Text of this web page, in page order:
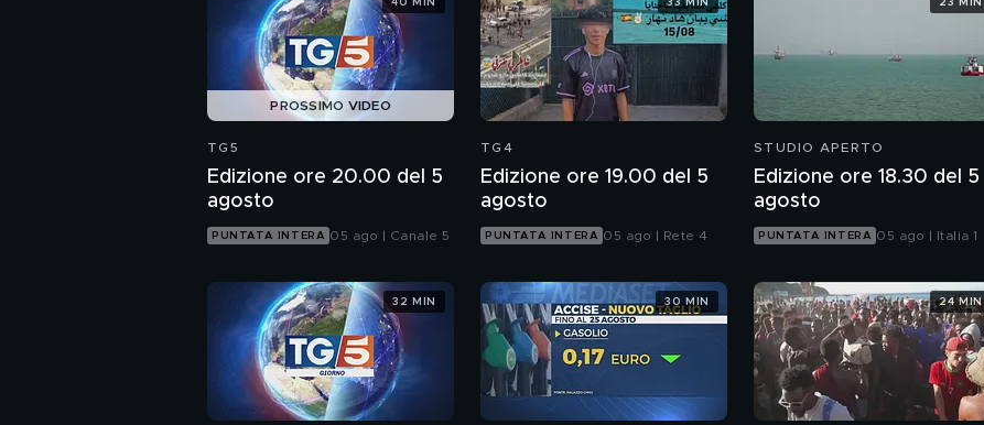
PROSSIMO VIDEO
TG5
Edizione ore 20.00 del 5
agosto
PUNTATA INTERA 05 ago | Canale 5
TG4
Edizione ore 19.00 del 5
agosto
PUNTATA INTERA 05 ago | Rete 4
STUDIO APERTO
Edizione ore 18.30 del 5
agosto
PUNTATA INTERA 05 ago | Italia 1
32 MIN 30 MIN 24 MIN